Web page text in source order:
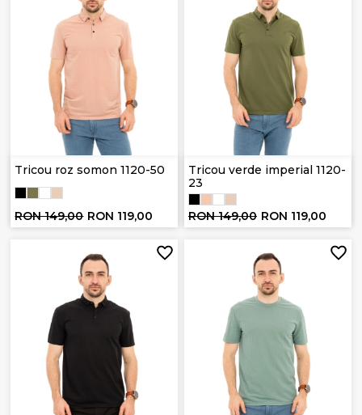
Tricou roz somon 1120-50
RON 149,00 RON 119,00
Tricou verde imperial 1120-
23
RON 149,00 RON 119,00